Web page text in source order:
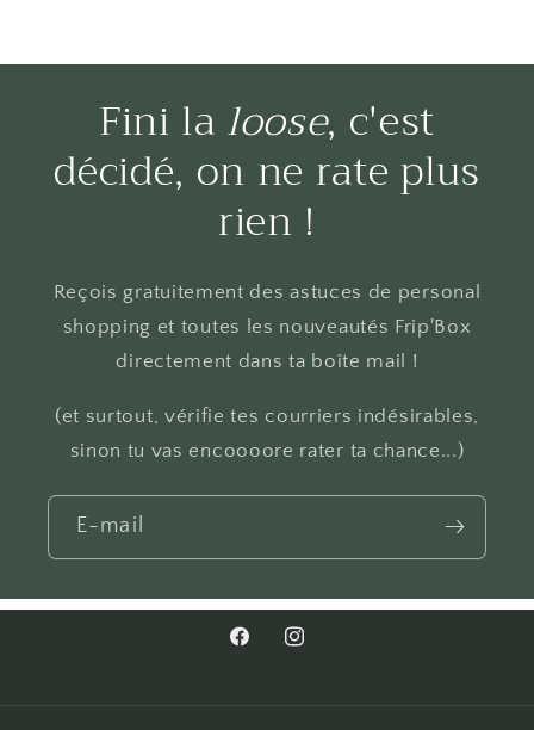
Fini laloose, c'est
décidé, on ne rate plus
rien !
Reçois gratuitement des astuces de personal
shopping et toutes les nouveautés Frip'Box
directement dans ta boîte mail !
(et surtout, vérifie tes courriers indésirables,
sinon tu vas encoooore rater ta chance...)
E-mail
FacebookInstagram